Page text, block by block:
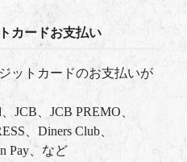
カードお支払い
ットカードのお支払いが
JCB、JCB PREMO、
、Diners Club、
Pay、など